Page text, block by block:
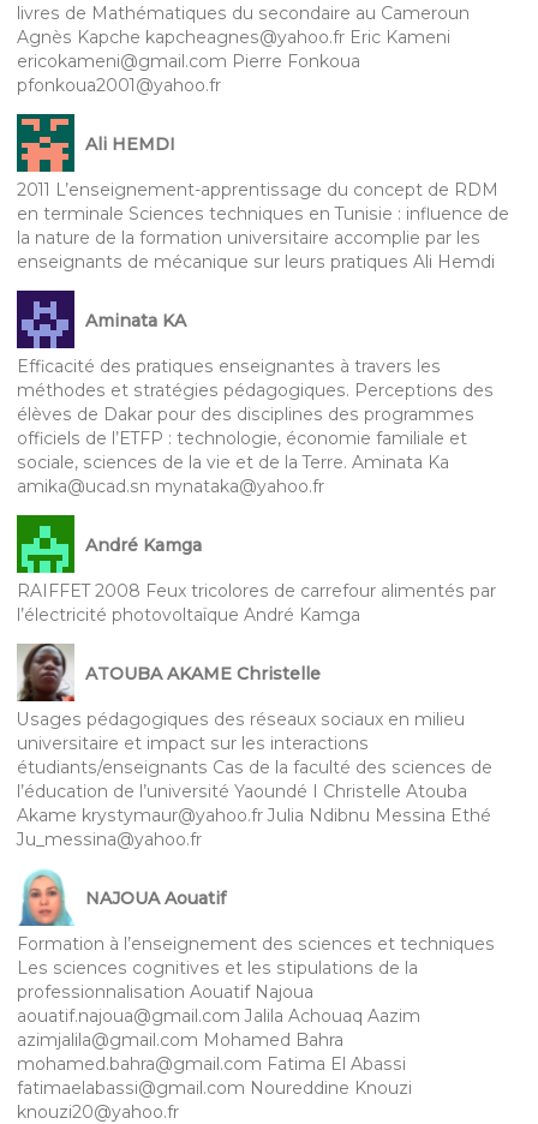
livres de Mathématiques du secondaire au Cameroun
Agnès Kapche kapcheagnes@yahoo.fr Eric Kameni
ericokameni@gmail.com Pierre Fonkoua
pfonkoua2001@yahoo.fr
Ali HEMDI
2011 L’enseignement-apprentissage du concept de RDM
en terminale Sciences techniques en Tunisie : influence de
la nature de la formation universitaire accomplie par les
enseignants de mécanique sur leurs pratiques Ali Hemdi
Aminata KA
Efficacité des pratiques enseignantes à travers les
méthodes et stratégies pédagogiques. Perceptions des
élèves de Dakar pour des disciplines des programmes
officiels de l’ETFP : technologie, économie familiale et
sociale, sciences de la vie et de la Terre. Aminata Ka
amika@ucad.sn mynataka@yahoo.fr
André Kamga
RAIFFET 2008 Feux tricolores de carrefour alimentés par
l’électricité photovoltaïque André Kamga
ATOUBA AKAME Christelle
Usages pédagogiques des réseaux sociaux en milieu
universitaire et impact sur les interactions
étudiants/enseignants Cas de la faculté des sciences de
l’éducation de l’université Yaoundé I Christelle Atouba
Akame krystymaur@yahoo.fr Julia Ndibnu Messina Ethé
Ju_messina@yahoo.fr
NAJOUA Aouatif
Formation à l’enseignement des sciences et techniques
Les sciences cognitives et les stipulations de la
professionnalisation Aouatif Najoua
aouatif.najoua@gmail.com Jalila Achouaq Aazim
azimjalila@gmail.com Mohamed Bahra
mohamed.bahra@gmail.com Fatima El Abassi
fatimaelabassi@gmail.com Noureddine Knouzi
knouzi20@yahoo.fr